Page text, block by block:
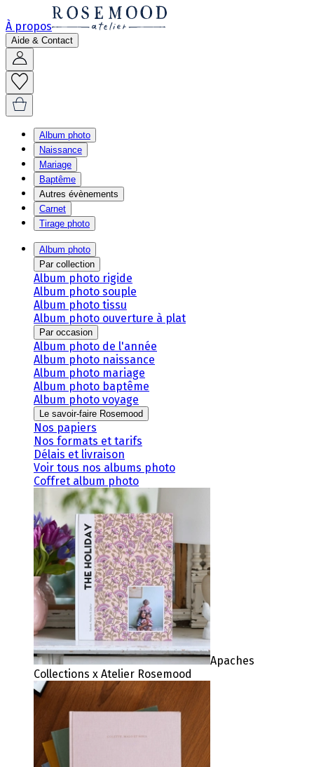
À propos
Aide & Contact
Album photo
Naissance
Mariage
Baptême
Autres évènements
Carnet
Tirage photo
Album photo
Par collection
Album photo rigide
Album photo souple
Album photo tissu
Album photo ouverture à plat
Par occasion
Album photo de l'année
Album photo naissance
Album photo mariage
Album photo baptême
Album photo voyage
Le savoir-faire Rosemood
Nos papiers
Nos formats et tarifs
Délais et livraison
Voir tous nos albums photo
Coffret album photo
Apaches
Collections x Atelier Rosemood